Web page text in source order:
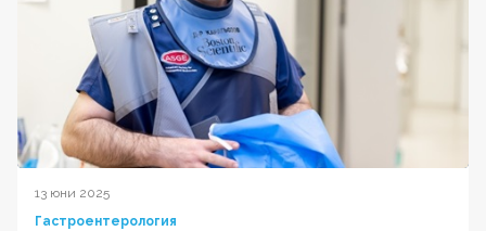
13 юни 2025
Гастроентерология